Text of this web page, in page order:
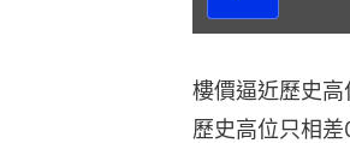
樓價逼近歷史
歷史高位只相